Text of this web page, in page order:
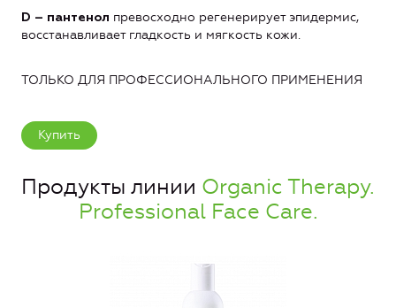
D – пантенол превосходно регенерирует эпидермис,
восстанавливает гладкость и мягкость кожи.
ТОЛЬКО ДЛЯ ПРОФЕССИОНАЛЬНОГО ПРИМЕНЕНИЯ
Купить
Продукты линии Organic Therapy.
Professional Face Care.